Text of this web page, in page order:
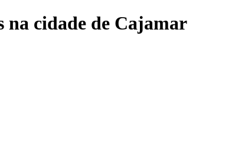
na cidade de Cajamar